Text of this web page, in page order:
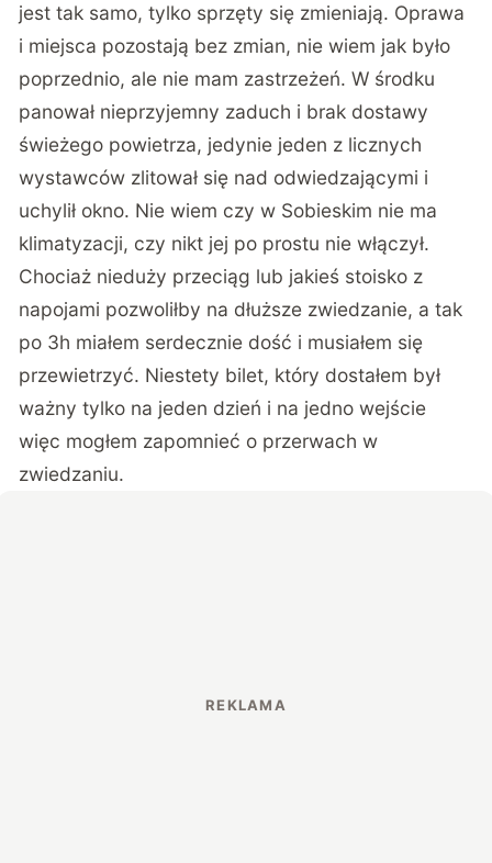
jest tak samo, tylko sprzęty się zmieniają. Oprawa
i miejsca pozostają bez zmian, nie wiem jak było
poprzednio, ale nie mam zastrzeżeń. W środku
panował nieprzyjemny zaduch i brak dostawy
świeżego powietrza, jedynie jeden z licznych
wystawców zlitował się nad odwiedzającymi i
uchylił okno. Nie wiem czy w Sobieskim nie ma
klimatyzacji, czy nikt jej po prostu nie włączył.
Chociaż nieduży przeciąg lub jakieś stoisko z
napojami pozwoliłby na dłuższe zwiedzanie, a tak
po 3h miałem serdecznie dość i musiałem się
przewietrzyć. Niestety bilet, który dostałem był
ważny tylko na jeden dzień i na jedno wejście
więc mogłem zapomnieć o przerwach w
zwiedzaniu.